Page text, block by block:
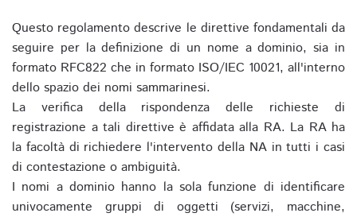
Questo regolamento descrive le direttive fondamentali da
seguire per la definizione di un nome a dominio, sia in
formato RFC822 che in formato ISO/IEC 10021, all'interno
dello spazio dei nomi sammarinesi.
La verifica della rispondenza delle richieste di
registrazione a tali direttive è affidata alla RA. La RA ha
la facoltà di richiedere l'intervento della NA in tutti i casi
di contestazione o ambiguità.
I nomi a dominio hanno la sola funzione di identificare
univocamente gruppi di oggetti (servizi, macchine,